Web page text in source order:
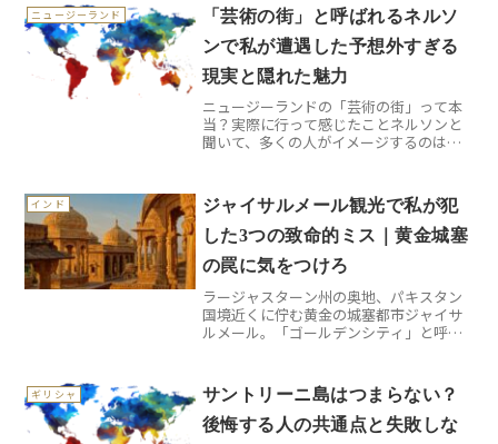
に再建されたものなんです。1944年のワ
ルシャワ蜂起後、ナチ...
ニュージーランド
「芸術の街」と呼ばれるネルソ
ンで私が遭遇した予想外すぎる
現実と隠れた魅力
ニュージーランドの「芸術の街」って本
当？実際に行って感じたことネルソンと
聞いて、多くの人がイメージするのは
てみると、想像以上に多面的で奥深い場
所でした。南島北部に位置す...
インド
ジャイサルメール観光で私が犯
した3つの致命的ミス｜黄金城塞
の罠に気をつけろ
ラージャスターン州の奥地、パキスタン
国境近くに佇む黄金の城塞都市ジャイサ
ルメール。「ゴールデンシティ」と呼ば
築に魅了されながらも、現実は甘くなか
った体験談をお話しします...
ギリシャ
サントリーニ島はつまらない？
後悔する人の共通点と失敗しな